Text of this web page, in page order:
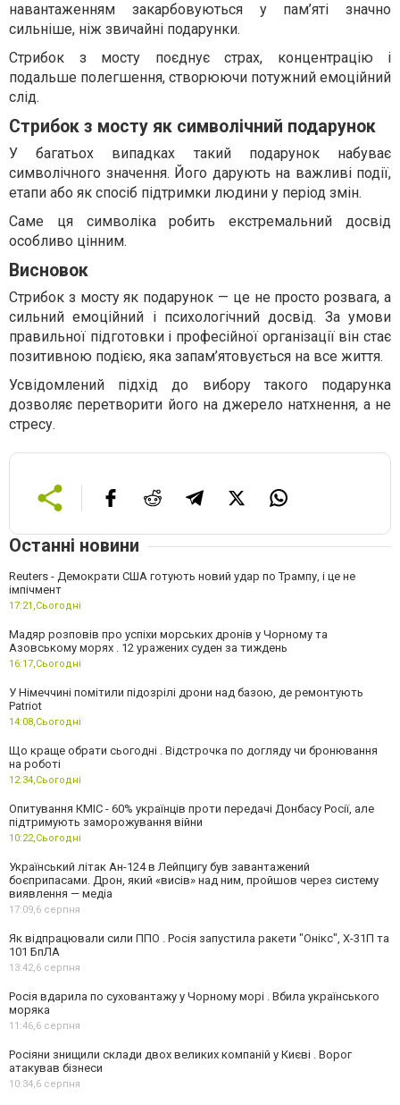
навантаженням закарбовуються у пам’яті значно
сильніше, ніж звичайні подарунки.
Стрибок з мосту поєднує страх, концентрацію і
подальше полегшення, створюючи потужний емоційний
слід.
Стрибок з мосту як символічний подарунок
У багатьох випадках такий подарунок набуває
символічного значення. Його дарують на важливі події,
етапи або як спосіб підтримки людини у період змін.
Саме ця символіка робить екстремальний досвід
особливо цінним.
Висновок
Стрибок з мосту як подарунок — це не просто розвага, а
сильний емоційний і психологічний досвід. За умови
правильної підготовки і професійної організації він стає
позитивною подією, яка запам’ятовується на все життя.
Усвідомлений підхід до вибору такого подарунка
дозволяє перетворити його на джерело натхнення, а не
стресу.
Останні новини
Reuters - Демократи США готують новий удар по Трампу, і це не
імпічмент
17:21,Сьогодні
Мадяр розповів про успіхи морських дронів у Чорному та
Азовському морях . 12 уражених суден за тиждень
16:17,Сьогодні
У Німеччині помітили підозрілі дрони над базою, де ремонтують
Patriot
14:08,Сьогодні
Що краще обрати сьогодні . Відстрочка по догляду чи бронювання
на роботі
12:34,Сьогодні
Опитування КМІС - 60% українців проти передачі Донбасу Росії, але
підтримують заморожування війни
10:22,Сьогодні
Український літак Ан-124 в Лейпцигу був завантажений
боєприпасами. Дрон, який «висів» над ним, пройшов через систему
виявлення — медіа
17:09,6 серпня
Як відпрацювали сили ППО . Росія запустила ракети "Онікс", Х-31П та
101 БпЛА
13:42,6 серпня
Росія вдарила по суховантажу у Чорному морі . Вбила українського
моряка
11:46,6 серпня
Росіяни знищили склади двох великих компаній у Києві . Ворог
атакував бізнеси
10:34,6 серпня